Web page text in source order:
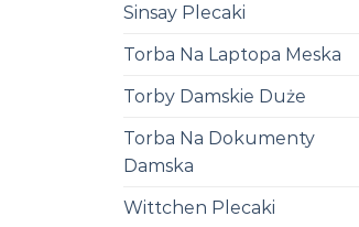
Sinsay Plecaki
Torba Na Laptopa Meska
Torby Damskie Duże
Torba Na Dokumenty
Damska
Wittchen Plecaki